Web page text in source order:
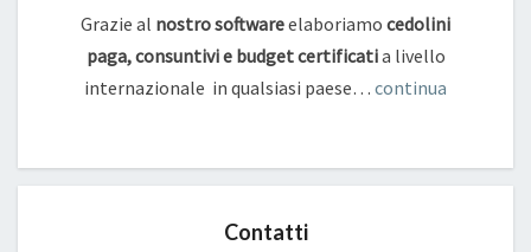
Grazie al nostro softwareelaboriamo cedolini
paga, consuntivi e budget certificatia livello
internazionale in qualsiasi paese… continua
Contatti